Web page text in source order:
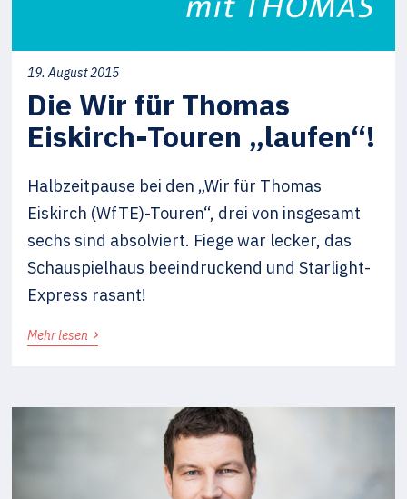
19. August 2015
Die Wir für Thomas
Eiskirch-Touren „laufen“!
Halbzeitpause bei den „Wir für Thomas
Eiskirch (WfTE)-Touren“, drei von insgesamt
sechs sind absolviert. Fiege war lecker, das
Schauspielhaus beeindruckend und Starlight-
Express rasant!
Mehr lesen ›